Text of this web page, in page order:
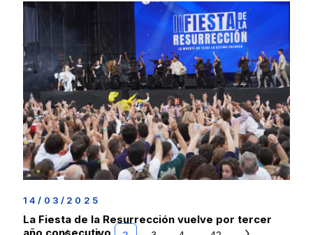
14/03/2025
La Fiesta de la Resurrección vuelve por tercer